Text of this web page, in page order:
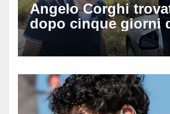
Angelo Corghi
dopo cinque giorni
ricerche: il giallo
scomparso dopo